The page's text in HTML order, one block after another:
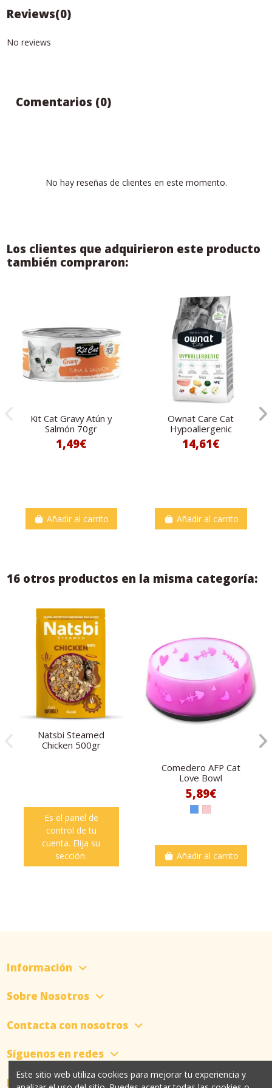
Reviews(0)
No reviews
Comentarios (0)
No hay reseñas de clientes en este momento.
Los clientes que adquirieron este producto
también compraron:
Kit Cat Gravy Atún y
Salmón 70gr
1,49€
Añadir al carrito
Ownat Care Cat
Hypoallergenic
14,61€
Añadir al carrito
16 otros productos en la misma categoría:
Natsbi Steamed
Chicken 500gr
Es el panel de
control de tu
cuenta. Elija su
sección.
Comedero AFP Cat
Love Bowl
5,89€
Añadir al carrito
Información
Sobre Nosotros
Contacta con nosotros
Síguenos en redes
Newsletter
Este sitio web utiliza cookies para mejorar tu experiencia y